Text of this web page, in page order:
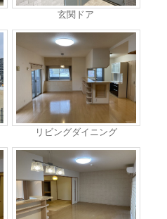
玄関ドア
リビングダイニング